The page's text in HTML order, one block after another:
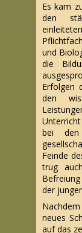
Es kam
den
und
die
Erfolgen
den
bei
Feinde
trug
der
neues
auf das